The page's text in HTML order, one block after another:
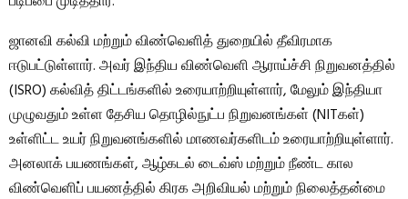
ஜானவி கல்வி மற்றும் விண்வெளித் துறையில் தீவிரமாக
ஈடுபட்டுள்ளார். அவர் இந்திய விண்வெளி ஆராய்ச்சி நிறுவனத்தில்
(ISRO) கல்வித் திட்டங்களில் உரையாற்றியுள்ளார், மேலும் இந்தியா
முழுவதும் உள்ள தேசிய தொழில்நுட்ப நிறுவனங்கள் (NITகள்)
உள்ளிட்ட உயர் நிறுவனங்களில் மாணவர்களிடம் உரையாற்றியுள்ளார்.
அனலாக் பயணங்கள், ஆழ்கடல் டைவ்ஸ் மற்றும் நீண்ட கால
விண்வெளிப் பயணத்தில் கிரக அறிவியல் மற்றும் நிலைத்தன்மை